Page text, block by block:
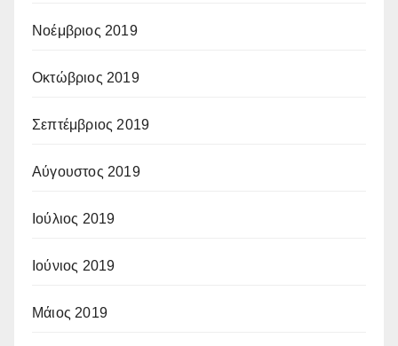
Νοέμβριος 2019
Οκτώβριος 2019
Σεπτέμβριος 2019
Αύγουστος 2019
Ιούλιος 2019
Ιούνιος 2019
Μάιος 2019